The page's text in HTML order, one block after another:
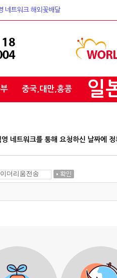
네트워크 해외꽃배달
중국,대만,홍콩 일
네트워크를 통해 요청하신 날짜에